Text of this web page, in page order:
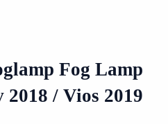
Fog Lamp
/ Vios 2019